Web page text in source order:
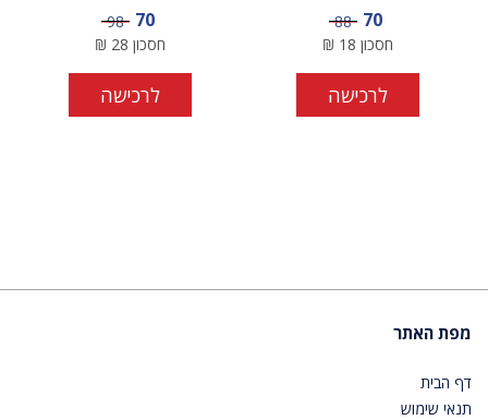
מחיר מבצע
70 מחיר
88
חסכון 18
₪
לרכישה
מחיר מבצע
70 מחיר
98
חסכון 28
₪
לרכישה
מפת האתר
דף הבית
תנאי שימוש